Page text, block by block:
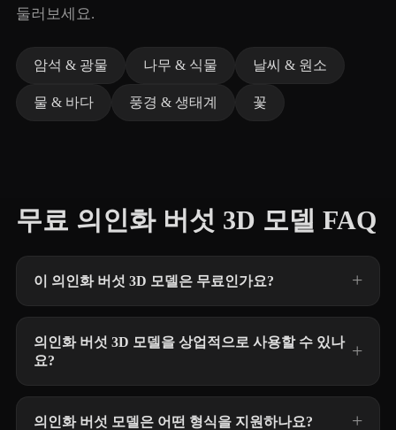
둘러보세요.
암석 & 광물 나무 & 식물 날씨 & 원소
물 & 바다 풍경 & 생태계 꽃
무료 의인화 버섯 3D 모델 FAQ
이 의인화 버섯 3D 모델은 무료인가요?
의인화 버섯 3D 모델을 상업적으로 사용할 수 있나
요?
의인화 버섯 모델은 어떤 형식을 지원하나요?